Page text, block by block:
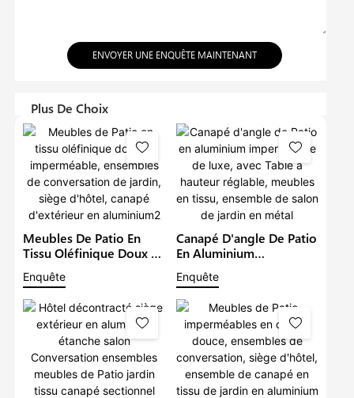
ENVOYER UNE ENQUÊTE MAINTENANT
Plus De Choix
Meubles De Patio En
Tissu Oléfinique Doux Et
Imperméable,
Ensembles De
Conversation De Jardin,
Siège D'hôtel, Canapé
D'extérieur En
Aluminium2
Enquête
Canapé D'angle De Patio
En Aluminium
Imperméable De Luxe,
Avec Table À Hauteur
Réglable, Meubles En
Tissu, Ensemble De
Salon De Jardin En Métal
Enquête